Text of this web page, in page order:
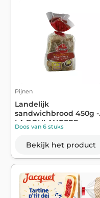
Pijnen
Landelijk
sandwichbrood 450g -
LA BOULANGERE
Doos van 6 stuks
Bekijk het product